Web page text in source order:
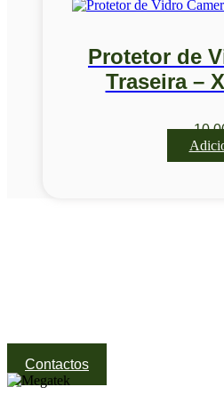
Protetor de
Traseira –
Contactos